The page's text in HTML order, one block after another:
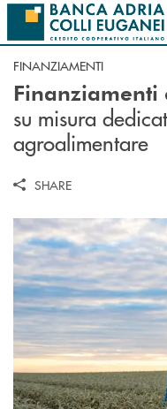
Salta al contenuto principale
FINANZIAMENTI
su misura
agroalimentare
SHARE